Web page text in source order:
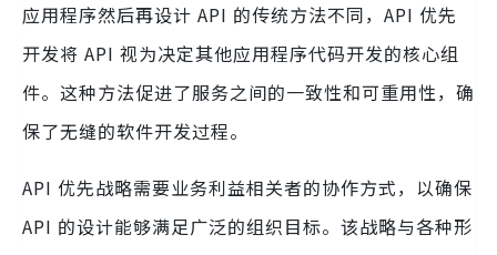
应用程序然后再设计 API 的传统方法不同，API 优先
开发将 API 视为决定其他应用程序代码开发的核心组
件。这种方法促进了服务之间的一致性和可重用性，确
保了无缝的软件开发过程。
API 优先战略需要业务利益相关者的协作方式，以确保
API 的设计能够满足广泛的组织目标。该战略与各种形